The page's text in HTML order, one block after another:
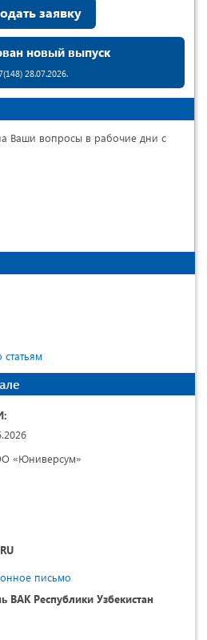
заявку
новый выпуск
28.07.2026.
Ваши вопросы в рабочие дни с
«Юниверсум»
письмо
ВАК Республики Узбекистан